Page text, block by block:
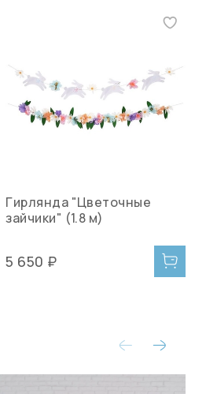
Гирлянда "Цветочные
зайчики" (1.8 м)
5 650 ₽